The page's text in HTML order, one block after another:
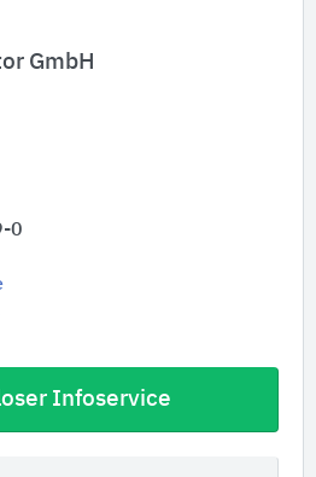
GmbH
0
Infoservice